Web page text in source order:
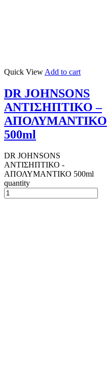
Quick View Add to cart
DR JOHNSONS
ΑΝΤΙΣΗΠΤΙΚΟ –
ΑΠΟΛΥΜΑΝΤΙΚΟ
500ml
DR JOHNSONS
ΑΝΤΙΣΗΠΤΙΚΟ -
ΑΠΟΛΥΜΑΝΤΙΚΟ 500ml
quantity